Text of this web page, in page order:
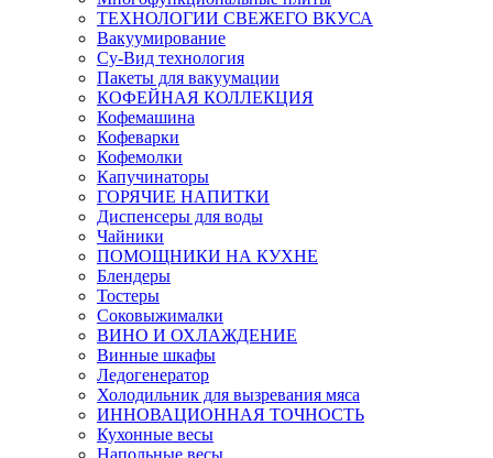
ТЕХНОЛОГИИ СВЕЖЕГО ВКУСА
Вакуумирование
Су-Вид технология
Пакеты для вакуумации
КОФЕЙНАЯ КОЛЛЕКЦИЯ
Кофемашина
Кофеварки
Кофемолки
Капучинаторы
ГОРЯЧИЕ НАПИТКИ
Диспенсеры для воды
Чайники
ПОМОЩНИКИ НА КУХНЕ
Блендеры
Тостеры
Соковыжималки
ВИНО И ОХЛАЖДЕНИЕ
Винные шкафы
Ледогенератор
Холодильник для вызревания мяса
ИННОВАЦИОННАЯ ТОЧНОСТЬ
Кухонные весы
Напольные весы